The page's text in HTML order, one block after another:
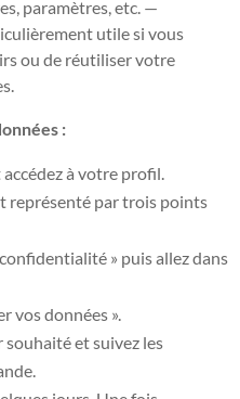
paramètres, etc. —
utile si vous
ou de réutiliser votre
:
à votre profil.
représenté par trois points
» puis allez dans
vos données ».
et suivez les